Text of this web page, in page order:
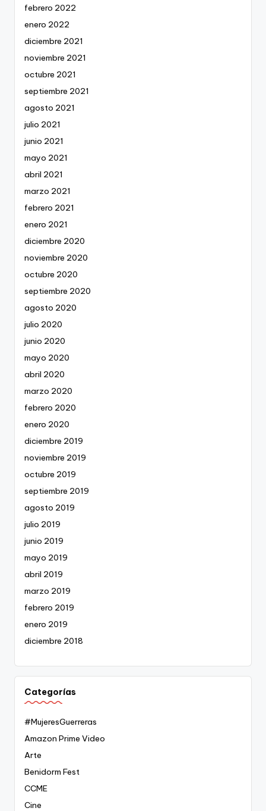
febrero 2022
enero 2022
diciembre 2021
noviembre 2021
octubre 2021
septiembre 2021
agosto 2021
julio 2021
junio 2021
mayo 2021
abril 2021
marzo 2021
febrero 2021
enero 2021
diciembre 2020
noviembre 2020
octubre 2020
septiembre 2020
agosto 2020
julio 2020
junio 2020
mayo 2020
abril 2020
marzo 2020
febrero 2020
enero 2020
diciembre 2019
noviembre 2019
octubre 2019
septiembre 2019
agosto 2019
julio 2019
junio 2019
mayo 2019
abril 2019
marzo 2019
febrero 2019
enero 2019
diciembre 2018
Categorías
#MujeresGuerreras
Amazon Prime Video
Arte
Benidorm Fest
CCME
Cine